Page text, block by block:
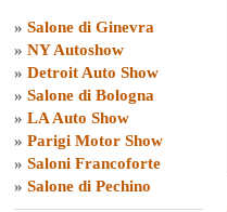
» Salone di Ginevra
» NY Autoshow
» Detroit Auto Show
» Salone di Bologna
» LA Auto Show
» Parigi Motor Show
» Saloni Francoforte
» Salone di Pechino